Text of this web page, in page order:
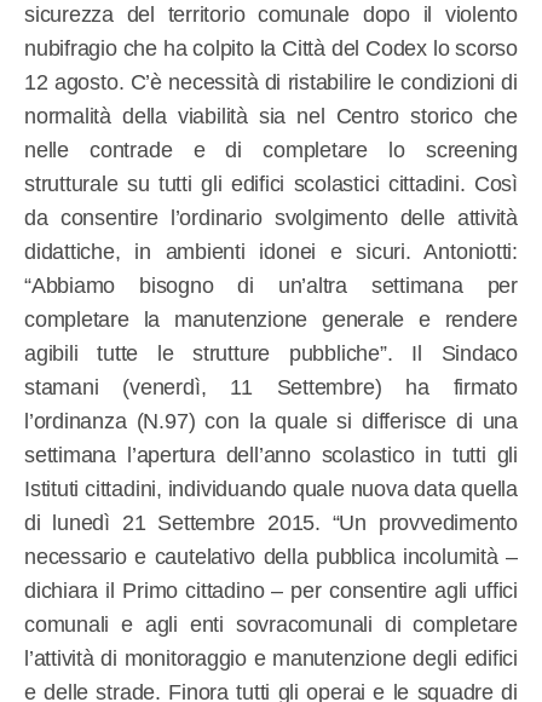
sicurezza del territorio comunale dopo il violento
nubifragio che ha colpito la Città del Codex lo scorso
12 agosto. C’è necessità di ristabilire le condizioni di
normalità della viabilità sia nel Centro storico che
nelle contrade e di completare lo screening
strutturale su tutti gli edifici scolastici cittadini. Così
da consentire l’ordinario svolgimento delle attività
didattiche, in ambienti idonei e sicuri. Antoniotti:
“Abbiamo bisogno di un’altra settimana per
completare la manutenzione generale e rendere
agibili tutte le strutture pubbliche”. Il Sindaco
stamani (venerdì, 11 Settembre) ha firmato
l’ordinanza (N.97) con la quale si differisce di una
settimana l’apertura dell’anno scolastico in tutti gli
Istituti cittadini, individuando quale nuova data quella
di lunedì 21 Settembre 2015. “Un provvedimento
necessario e cautelativo della pubblica incolumità –
dichiara il Primo cittadino – per consentire agli uffici
comunali e agli enti sovracomunali di completare
l’attività di monitoraggio e manutenzione degli edifici
e delle strade. Finora tutti gli operai e le squadre di